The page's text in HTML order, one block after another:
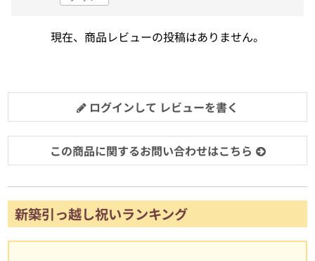
現在、商品レビューの投稿はありません。
ログインして レビューを書く
この商品に関するお問い合わせはこちら
新築引っ越し祝いランキング